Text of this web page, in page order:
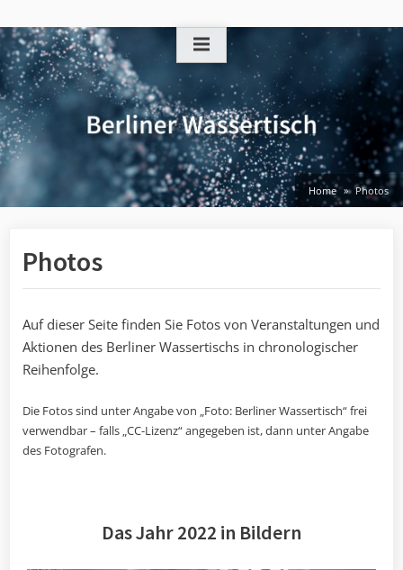
to
content
Home Photos
Photos
Auf dieser Seite finden Sie Fotos von Veranstaltungen und
Aktionen des Berliner Wassertischs in chronologischer
Reihenfolge.
Die Fotos sind unter Angabe von „Foto: Berliner Wassertisch“ frei
verwendbar – falls „CC-Lizenz“ angegeben ist, dann unter Angabe
des Fotografen.
Das Jahr 2022 in Bildern